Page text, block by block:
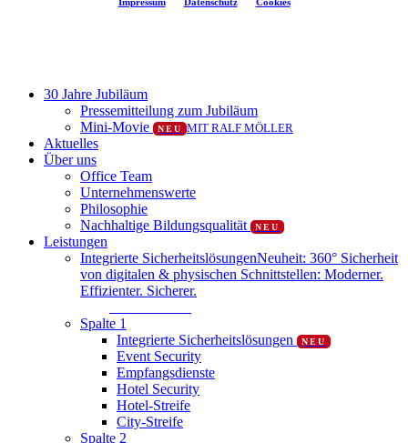
Close
30 Jahre Jubiläum
Pressemitteilung zum Jubiläum
Mini-Movie
NEU MIT RALF MÖLLER
Aktuelles
Über uns
Office Team
Unternehmenswerte
Philosophie
Nachhaltige Bildungsqualität
NEU
Leistungen
Integrierte SicherheitslösungenNeuheit: 360° Sicherheit
von digitalen & physischen Schnittstellen: Moderner.
Effizienter. Sicherer.
Spalte 1
Integrierte Sicherheitslösungen
NEU
Event Security
Empfangsdienste
Hotel Security
Hotel-Streife
City-Streife
Spalte 2